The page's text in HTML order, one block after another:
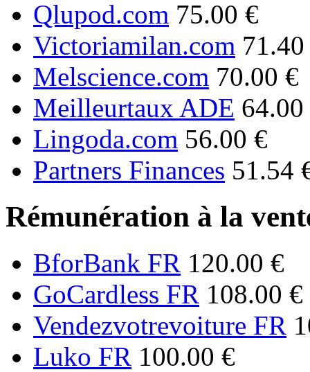
Qlupod.com 75.00 €
Victoriamilan.com
Melscience.com 70.00 €
Meilleurtaux ADE 64.00
Lingoda.com 56.00 €
Partners Finances 51.54
Rémunération à la
BforBank FR 120.00 €
GoCardless FR 108.00 €
Vendezvotrevoiture FR
Luko FR 100.00 €